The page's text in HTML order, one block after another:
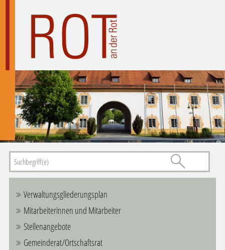
Verwaltungsgliederungsplan
Mitarbeiterinnen und Mitarbeiter
Stellenangebote
Gemeinderat/Ortschaftsrat